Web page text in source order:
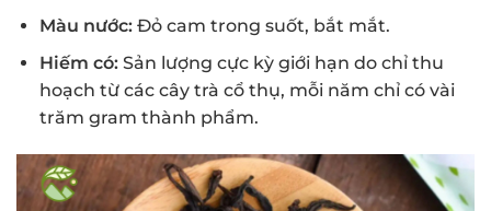
Màu nước:Đỏ cam trong suốt, bắt mắt.
Hiếm có:Sản lượng cực kỳ giới hạn do chỉ thu
hoạch từ các cây trà cổ thụ, mỗi năm chỉ có vài
trăm gram thành phẩm.